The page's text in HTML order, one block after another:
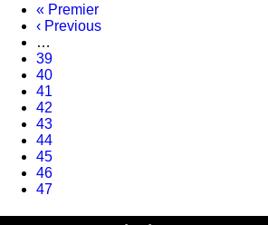
Pagination
Première
page
« Premier
Page
précédente
‹ Previous
…
Page
39
Page
40
Page
41
Page
42
Page
43
Page
44
Page
45
Page
46
Page
47